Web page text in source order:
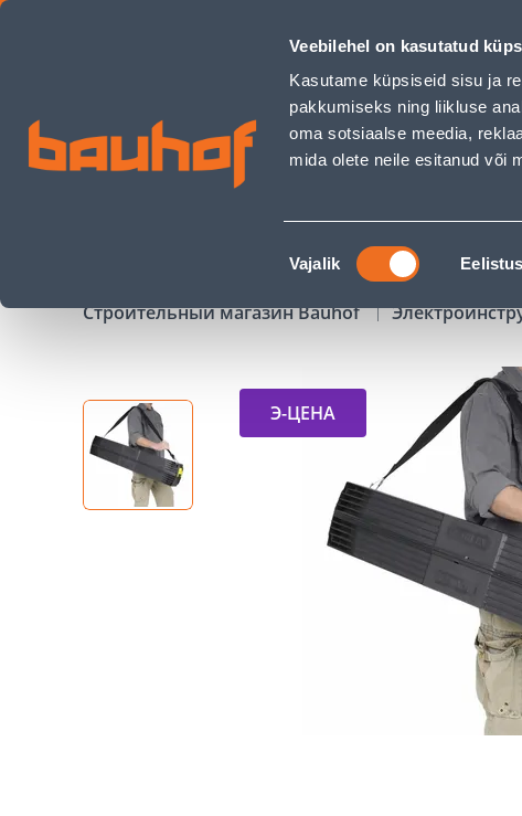
Veebilehel on kasutatud
Kasutame küpsiseid sisu ja
pakkumiseks ning liikluse
oma sotsiaalse meedia,
mida olete neile esitanud või
Nõusoleku
valik
Vajalik
TÖÖPUKID STANLEY 24´´, PAAR - Bauhof has loaded
Обслуживание бизнес-клиентов
АКЦИИ
Строительный магазин Bauhof
Э-ЦЕНА